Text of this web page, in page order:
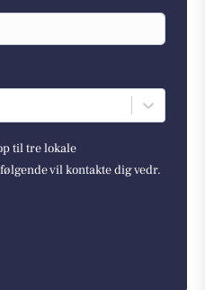
til tre lokale
vil kontakte dig vedr.